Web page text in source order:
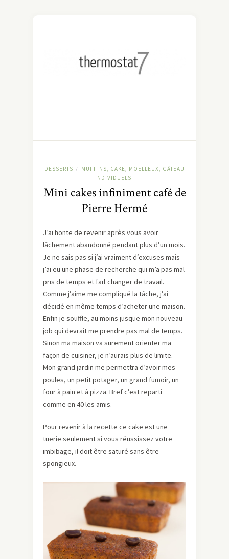
DESSERTS /
MUFFINS, CAKE, MOELLEUX, GÂTEAU
INDIVIDUELS
Mini cakes infiniment café de
Pierre Hermé
J’ai honte de revenir après vous avoir
lâchement abandonné pendant plus d’un mois.
Je ne sais pas si j’ai vraiment d’excuses mais
j’ai eu une phase de recherche qui m’a pas mal
pris de temps et fait changer de travail.
Comme j’aime me compliqué la tâche, j’ai
décidé en même temps d’acheter une maison.
Enfin je souffle, au moins jusque mon nouveau
job qui devrait me prendre pas mal de temps.
Sinon ma maison va surement orienter ma
façon de cuisiner, je n’aurais plus de limite.
Mon grand jardin me permettra d’avoir mes
poules, un petit potager, un grand fumoir, un
four à pain et à pizza. Bref c’est reparti
comme en 40 les amis.
Pour revenir à la recette ce cake est une
tuerie seulement si vous réussissez votre
imbibage, il doit être saturé sans être
spongieux.